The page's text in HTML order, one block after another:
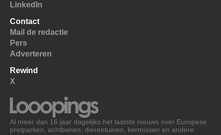
LinkedIn
Contact
Mail de redactie
Pers
Adverteren
Rewind
X
Al meer dan 16 jaar dagelijks het laatste nieuws over Europese
pretparken, achtbanen, dierentuinen, kermissen en andere